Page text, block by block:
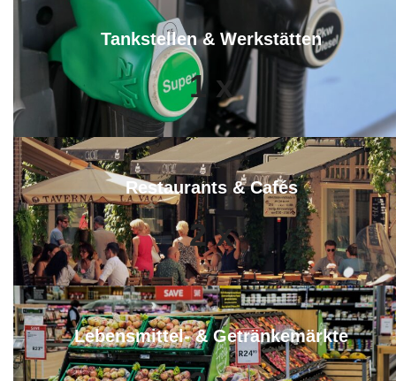
Tankstellen & Werkstätten
1 x
Restaurants & Cafés
2 x
Lebensmittel- & Getränkemärkte